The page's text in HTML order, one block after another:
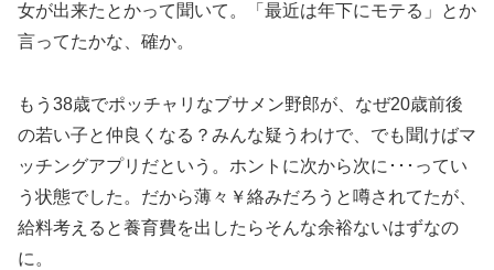
女が出来たとかって聞いて。「最近は年下にモテる」とか
言ってたかな、確か。
もう38歳でポッチャリなブサメン野郎が、なぜ20歳前後
の若い子と仲良くなる？みんな疑うわけで、でも聞けばマ
ッチングアプリだという。ホントに次から次に･･･ってい
う状態でした。だから薄々￥絡みだろうと噂されてたが、
給料考えると養育費を出したらそんな余裕ないはずなの
に。